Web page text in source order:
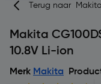
Terug naar Makita
Makita
10.8V Li-ion
Merk Makita